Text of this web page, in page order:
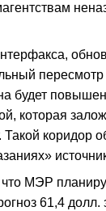
пересмотр
будет
которая
Такой коридор
МЭР
61,4 долл.